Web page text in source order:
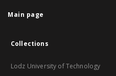
Main page
Collections
Lodz University of Technology